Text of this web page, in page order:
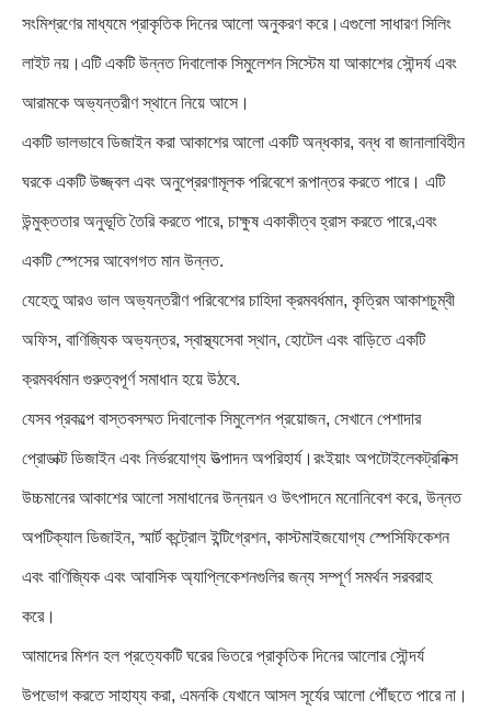
সংমিশ্রণের মাধ্যমে প্রাকৃতিক দিনের আলো অনুকরণ করে।এগুলো সাধারণ সিলিং
লাইট নয়।এটি একটি উন্নত দিবালোক সিমুলেশন সিস্টেম যা আকাশের সৌন্দর্য এবং
আরামকে অভ্যন্তরীণ স্থানে নিয়ে আসে।
একটি ভালভাবে ডিজাইন করা আকাশের আলো একটি অন্ধকার, বন্ধ বা জানালাবিহীন
ঘরকে একটি উজ্জ্বল এবং অনুপ্রেরণামূলক পরিবেশে রূপান্তর করতে পারে। এটি
উন্মুক্ততার অনুভূতি তৈরি করতে পারে, চাক্ষুষ একাকীত্ব হ্রাস করতে পারে,এবং
একটি স্পেসের আবেগগত মান উন্নত.
যেহেতু আরও ভাল অভ্যন্তরীণ পরিবেশের চাহিদা ক্রমবর্ধমান, কৃত্রিম আকাশচুম্বী
অফিস, বাণিজ্যিক অভ্যন্তর, স্বাস্থ্যসেবা স্থান, হোটেল এবং বাড়িতে একটি
ক্রমবর্ধমান গুরুত্বপূর্ণ সমাধান হয়ে উঠবে.
যেসব প্রকল্পে বাস্তবসম্মত দিবালোক সিমুলেশন প্রয়োজন, সেখানে পেশাদার
প্রোডাক্ট ডিজাইন এবং নির্ভরযোগ্য উত্পাদন অপরিহার্য।রংইয়াং অপটোইলেকট্রনিক্স
উচ্চমানের আকাশের আলো সমাধানের উন্নয়ন ও উৎপাদনে মনোনিবেশ করে, উন্নত
অপটিক্যাল ডিজাইন, স্মার্ট কন্ট্রোল ইন্টিগ্রেশন, কাস্টমাইজযোগ্য স্পেসিফিকেশন
এবং বাণিজ্যিক এবং আবাসিক অ্যাপ্লিকেশনগুলির জন্য সম্পূর্ণ সমর্থন সরবরাহ
করে।
আমাদের মিশন হল প্রত্যেকটি ঘরের ভিতরে প্রাকৃতিক দিনের আলোর সৌন্দর্য
উপভোগ করতে সাহায্য করা, এমনকি যেখানে আসল সূর্যের আলো পৌঁছতে পারে না।